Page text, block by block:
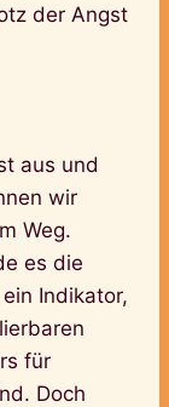
der Angst
aus und
wir
Weg.
es die
Indikator,
für
Doch